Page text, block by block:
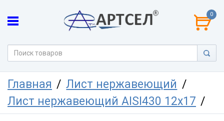
0
Главная
Лист нержавеющий
Лист нержавеющий AISI430 12х17